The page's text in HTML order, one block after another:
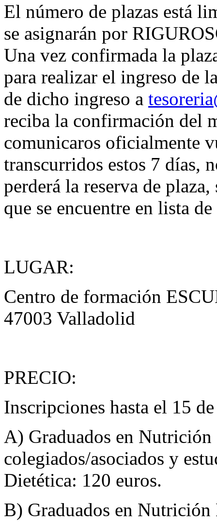
El número de plazas está
se asignarán por
Una vez confirmada la
para realizar el ingreso de
de dicho ingreso a
reciba la confirmación del
comunicaros oficialmente
transcurridos estos 7 días,
perderá la reserva de
que se encuentre en lista de
LUGAR:
Centro de formación
47003 Valladolid
PRECIO:
Inscripciones hasta el 15
A) Graduados en
colegiados/asociados y
Dietética: 120 euros.
B) Graduados en